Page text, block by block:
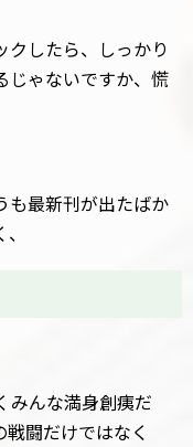
したら、しっかり
じゃないですか、慌
も最新刊が出たばか
みんな満身創痍だ
闘だけではなく